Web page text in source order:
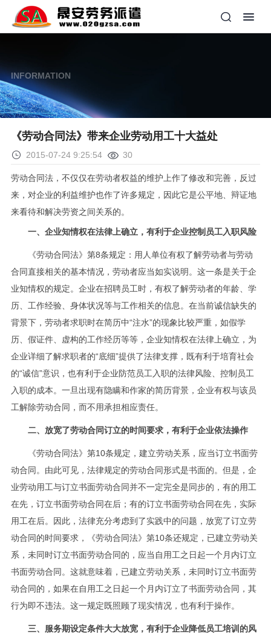
INFORMATION
《劳动合同法》带来企业劳动用工十大益处
2015-07-24 9:25:54 30
劳动合同法，不仅仅在劳动者权益的维护上作了修改和完善，反过
来，对企业的利益维护也作了许多规定，因此它是公平地、辩证地
来看待和解决劳资之间关系的。
一、企业知情权在法律上确立，有利于企业控制员工入职风险
《劳动合同法》第8条规定：用人单位有权了解劳动者与劳动
合同直接相关的基本情况，劳动者应当如实说明。这一条是关于企
业知情权的规定。企业在招聘员工时，有权了解劳动者的年龄、学
历、工作经验、身体状况等与工作相关的信息。在当前诚信缺失的
背景下，劳动者求职时在简历中“注水”的现象比较严重，如假学
历、假证件、虚构的工作经历等等，企业知情权在法律上确立，为
企业详细了解求职者的“底细”提供了法律支撑，既有利于培育社会
的“诚信”意识，也有利于企业防范员工入职的法律风险、控制员工
入职的成本。一旦出现有隐瞒和作家的简历背景，企业有权与该员
工解除劳动合同，而不用承担相应责任。
二、放宽了劳动合同订立的时间要求，有利于企业依法操作
《劳动合同法》第10条规定，建立劳动关系，应当订立书面劳
动合同。由此可见，法律规定的劳动合同形式是书面的。但是，企
业劳动用工与订立书面劳动合同并不一定完全是同步的，有的用工
在先，订立书面劳动合同在后；有的订立书面劳动合同在先，实际
用工在后。因此，法律充分考虑到了实践中的问题，放宽了订立劳
动合同的时间要求，《劳动合同法》第10条还规定，已建立劳动关
系，未同时订立书面劳动合同的，应当自用工之日起一个月内订立
书面劳动合同。这就意味着，已建立劳动关系，未同时订立书面劳
动合同的，如果在自用工之日起一个月内订立了书面劳动合同，其
行为即不违法。这一规定既照顾了现实情况，也有利于操作。
三、服务期设定条件大大放宽，有利于企业降低员工培训的风